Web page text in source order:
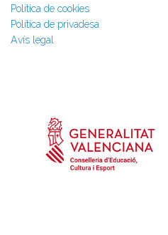
Política de cookies
Política de privadesa
Avís legal